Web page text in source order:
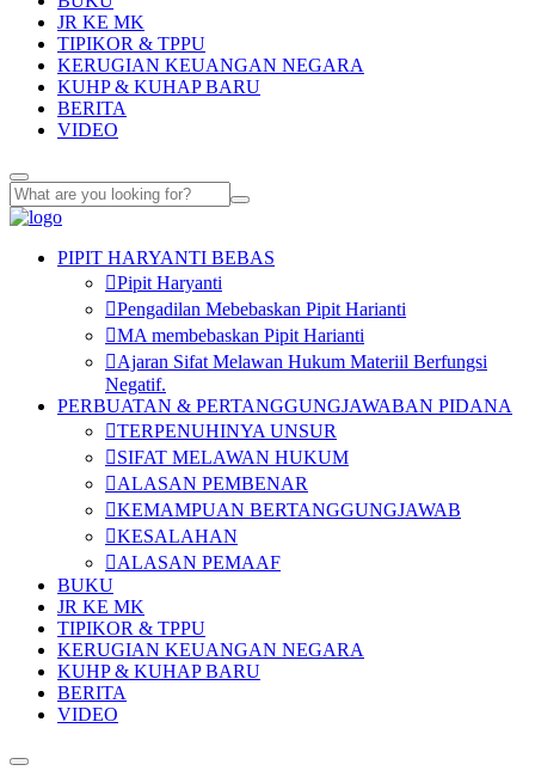
JR KE MK
TIPIKOR & TPPU
KERUGIAN KEUANGAN NEGARA
KUHP & KUHAP BARU
BERITA
VIDEO
PIPIT HARYANTI BEBAS
Pipit Haryanti
Pengadilan Mebebaskan Pipit Harianti
MA membebaskan Pipit Harianti
Ajaran Sifat Melawan Hukum Materiil Berfungsi
Negatif.
PERBUATAN & PERTANGGUNGJAWABAN PIDANA
TERPENUHINYA UNSUR
SIFAT MELAWAN HUKUM
ALASAN PEMBENAR
KEMAMPUAN BERTANGGUNGJAWAB
KESALAHAN
ALASAN PEMAAF
BUKU
JR KE MK
TIPIKOR & TPPU
KERUGIAN KEUANGAN NEGARA
KUHP & KUHAP BARU
BERITA
VIDEO